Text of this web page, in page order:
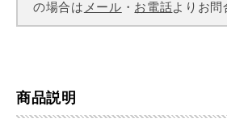
の場合は メール ・ お電話よりお問
商品説明